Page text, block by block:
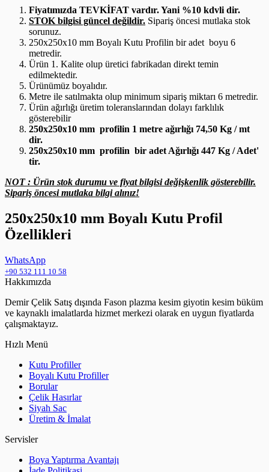
Fiyatımızda TEVKİFAT vardır. Yani %10 kdvli dir.
STOK bilgisi güncel değildir. Sipariş öncesi mutlaka stok
sorunuz.
250x250x10 mm Boyalı Kutu Profilin bir adet boyu 6
metredir.
Ürün 1. Kalite olup üretici fabrikadan direkt temin
edilmektedir.
Ürünümüz boyalıdır.
Metre ile satılmakta olup minimum sipariş miktarı 6 metredir.
Ürün ağırlığı üretim toleranslarından dolayı farklılık
gösterebilir
250x250x10 mm profilin 1 metre ağırlığı 74,50 Kg / mt
dir.
250x250x10 mm profilin bir adet Ağırlığı 447 Kg / Adet'
tir.
NOT : Ürün stok durumu ve fiyat bilgisi değişkenlik gösterebilir.
Sipariş öncesi mutlaka bilgi alınız!
250x250x10 mm Boyalı Kutu Profil
Özellikleri
WhatsApp
+90 532 111 10 58
Hakkımızda
Demir Çelik Satış dışında Fason plazma kesim giyotin kesim büküm
ve kaynaklı imalatlarda hizmet merkezi olarak en uygun fiyatlarda
çalışmaktayız.
Hızlı Menü
Kutu Profiller
Boyalı Kutu Profiller
Borular
Çelik Hasırlar
Siyah Sac
Üretim & İmalat
Servisler
Boya Yaptırma Avantajı